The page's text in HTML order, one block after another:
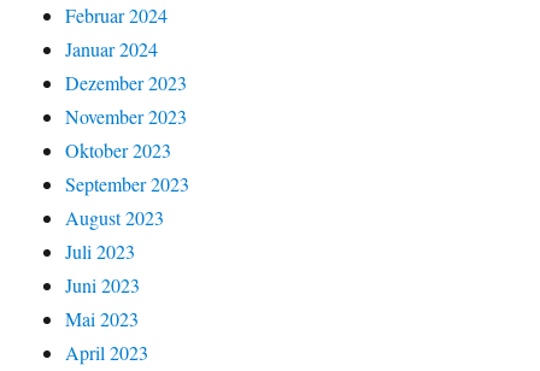
Februar 2024
Januar 2024
Dezember 2023
November 2023
Oktober 2023
September 2023
August 2023
Juli 2023
Juni 2023
Mai 2023
April 2023